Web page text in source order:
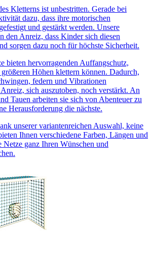
Kletterns ist unbestritten. Gerade bei
dazu, dass ihre motorischen
und gestärkt werden. Unsere
den Anreiz, dass Kinder sich diesen
sorgen dazu noch für höchste Sicherheit.
bieten hervorragenden Auffangschutz,
Höhen klettern können. Dadurch,
federn und Vibrationen
sich auszutoben, noch verstärkt. An
Tauen arbeiten sie sich von Abenteuer zu
Herausforderung die nächste.
unserer variantenreichen Auswahl, keine
Ihnen verschiedene Farben, Längen und
Netze ganz Ihren Wünschen und